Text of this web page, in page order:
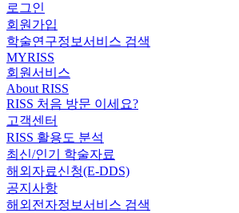
로그인
회원가입
학술연구정보서비스 검색
MYRISS
회원서비스
About RISS
RISS 처음 방문 이세요?
고객센터
RISS 활용도 분석
최신/인기 학술자료
해외자료신청(E-DDS)
공지사항
해외전자정보서비스 검색